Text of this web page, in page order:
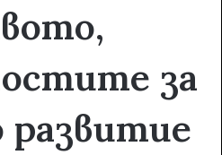
за
развитие